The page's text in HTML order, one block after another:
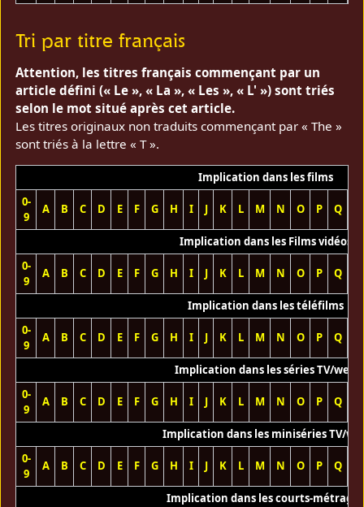
Tri par titre français
Attention, les titres français commençant par un
article défini (« Le », « La », « Les », « L' ») sont triés
selon le mot situé après cet article.
Les titres originaux non traduits commençant par « The »
sont triés à la lettre « T ».
Implication dans les films
0-
9
A B C D E F G H I J K L M N O P Q
Implication dans les Films vidéos
0-
9
A B C D E F G H I J K L M N O P Q
Implication dans les téléfilms
0-
9
A B C D E F G H I J K L M N O P Q
Implication dans les séries TV/web
0-
9
A B C D E F G H I J K L M N O P Q
Implication dans les miniséries TV/
0-
9
A B C D E F G H I J K L M N O P Q
Implication dans les courts-métrages